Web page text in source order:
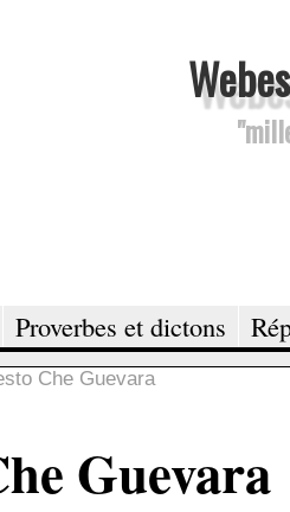
Proverbes et dictons
Che Guevara
Guevara